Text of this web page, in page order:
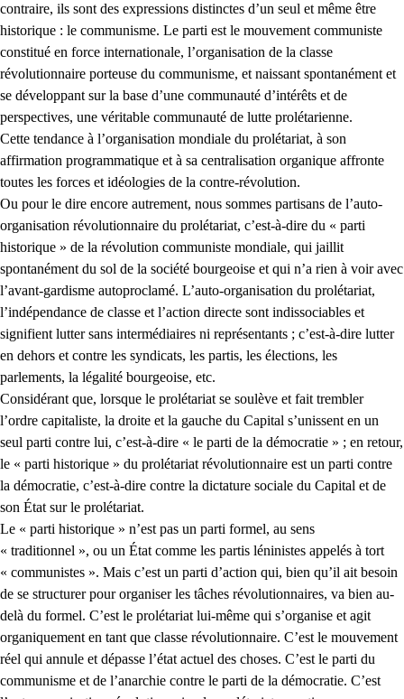
contraire, ils sont des expressions distinctes d’un seul et même être
historique : le communisme. Le parti est le mouvement communiste
constitué en force internationale, l’organisation de la classe
révolutionnaire porteuse du communisme, et naissant spontanément et
se développant sur la base d’une communauté d’intérêts et de
perspectives, une véritable communauté de lutte prolétarienne.
Cette tendance à l’organisation mondiale du prolétariat, à son
affirmation programmatique et à sa centralisation organique affronte
toutes les forces et idéologies de la contre-révolution.
Ou pour le dire encore autrement, nous sommes partisans de l’auto-
organisation révolutionnaire du prolétariat, c’est-à-dire du « parti
historique » de la révolution communiste mondiale, qui jaillit
spontanément du sol de la société bourgeoise et qui n’a rien à voir avec
l’avant-gardisme autoproclamé. L’auto-organisation du prolétariat,
l’indépendance de classe et l’action directe sont indissociables et
signifient lutter sans intermédiaires ni représentants ; c’est-à-dire lutter
en dehors et contre les syndicats, les partis, les élections, les
parlements, la légalité bourgeoise, etc.
Considérant que, lorsque le prolétariat se soulève et fait trembler
l’ordre capitaliste, la droite et la gauche du Capital s’unissent en un
seul parti contre lui, c’est-à-dire « le parti de la démocratie » ; en retour,
le « parti historique » du prolétariat révolutionnaire est un parti contre
la démocratie, c’est-à-dire contre la dictature sociale du Capital et de
son État sur le prolétariat.
Le « parti historique » n’est pas un parti formel, au sens
« traditionnel », ou un État comme les partis léninistes appelés à tort
« communistes ». Mais c’est un parti d’action qui, bien qu’il ait besoin
de se structurer pour organiser les tâches révolutionnaires, va bien au-
delà du formel. C’est le prolétariat lui-même qui s’organise et agit
organiquement en tant que classe révolutionnaire. C’est le mouvement
réel qui annule et dépasse l’état actuel des choses. C’est le parti du
communisme et de l’anarchie contre le parti de la démocratie. C’est